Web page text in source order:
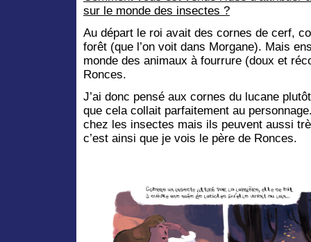
sur le monde des insectes ?
Au départ le roi avait des cornes de cerf,
forêt (que l’on voit dans Morgane). Mais
monde des animaux à fourrure (doux et
Ronces.
J’ai donc pensé aux cornes du lucane
que cela collait parfaitement au
chez les insectes mais ils peuvent aussi
c’est ainsi que je vois le père de Ronces.